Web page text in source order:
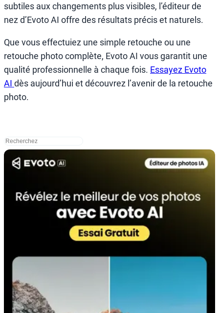
subtiles aux changements plus visibles, l’éditeur de
nez d’Evoto AI offre des résultats précis et naturels.
Que vous effectuiez une simple retouche ou une
retouche photo complète, Evoto AI vous garantit une
qualité professionnelle à chaque fois. Essayez Evoto
AI dès aujourd’hui et découvrez l’avenir de la retouche
photo.
搜
索